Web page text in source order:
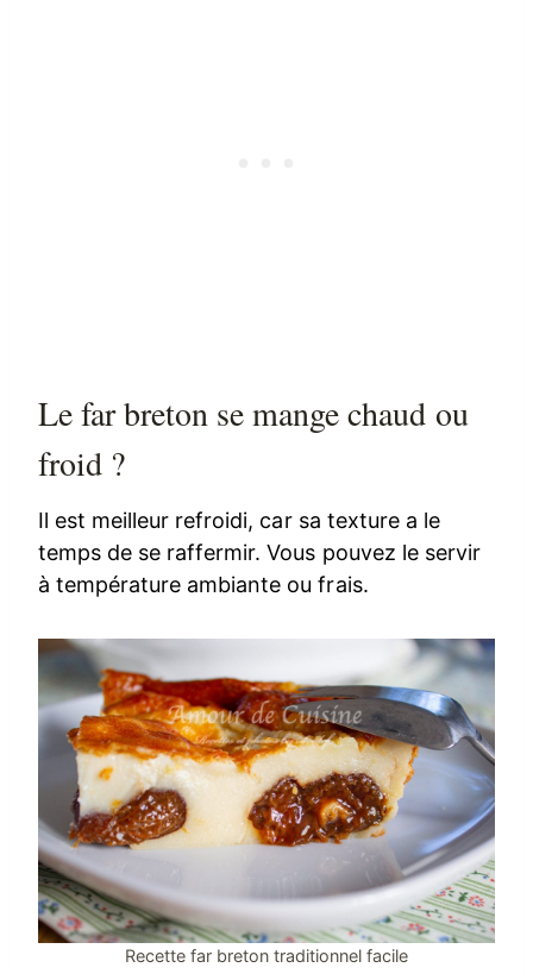
Le far breton se mange chaud ou
froid ?
Il est meilleur refroidi, car sa texture a le
temps de se raffermir. Vous pouvez le servir
à température ambiante ou frais.
Recette far breton traditionnel facile